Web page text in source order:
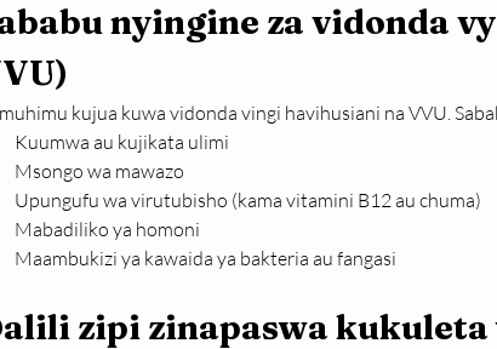
nyingine za vidonda
kujua kuwa vidonda vingi havihusiani na VVU.
Kuumwa au kujikata ulimi
Msongo wa mawazo
Upungufu wa virutubisho (kama vitamini B12 au chuma)
Mabadiliko ya homoni
Maambukizi ya kawaida ya bakteria au fangasi
zipi zinapaswa kukuleta